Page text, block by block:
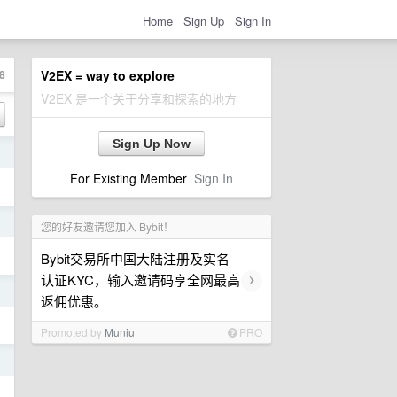
Home Sign Up Sign In
V2EX = way to explore
V2EX 是一个关于分享和探索的地方
Sign Up Now
For Existing Member Sign In
您的好友邀请您加入 Bybit！
Bybit交易所中国大陆注册及实名
认证KYC，输入邀请码享全网最高
返佣优惠。
›
Promoted by Muniu PRO